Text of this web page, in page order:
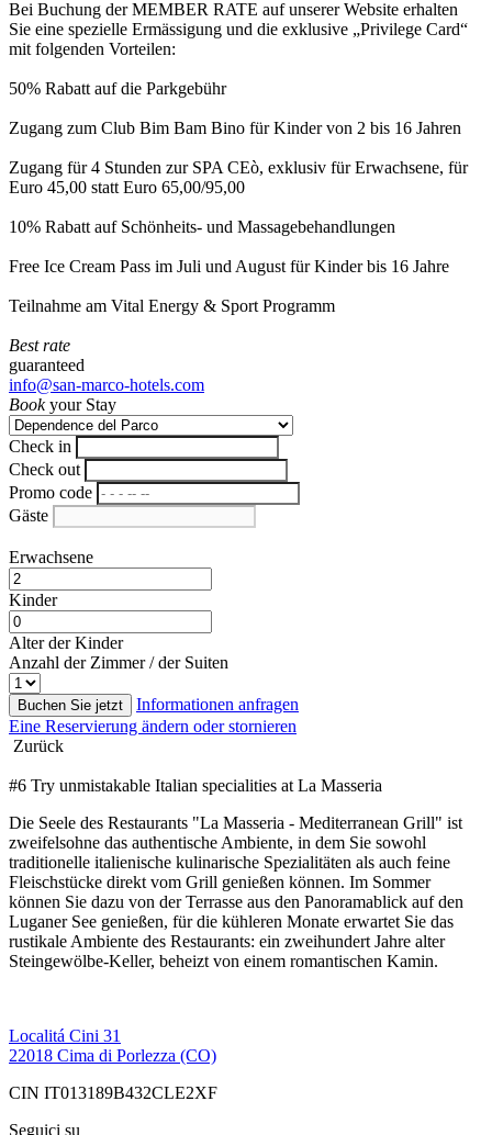
Bei Buchung der MEMBER RATE auf unserer Website erhalten
Sie eine spezielle Ermässigung und die exklusive „Privilege Card“
mit folgenden Vorteilen:
50% Rabatt auf die Parkgebühr
Zugang zum Club Bim Bam Bino für Kinder von 2 bis 16 Jahren
Zugang für 4 Stunden zur SPA CEò, exklusiv für Erwachsene, für
Euro 45,00 statt Euro 65,00/95,00
10% Rabatt auf Schönheits- und Massagebehandlungen
Free Ice Cream Pass im Juli und August für Kinder bis 16 Jahre
Teilnahme am Vital Energy & Sport Programm
Best rate
guaranteed
info@san-marco-hotels.com
Bookyour Stay
Check in
Check out
Promo code
Gäste
Erwachsene
Kinder
Alter der Kinder
Anzahl der Zimmer / der Suiten
Buchen Sie jetzt
Informationen anfragen
Eine Reservierung ändern oder stornieren
Zurück
#6 Try unmistakable Italian specialities at La Masseria
Die Seele des Restaurants "La Masseria - Mediterranean Grill" ist
zweifelsohne das authentische Ambiente, in dem Sie sowohl
traditionelle italienische kulinarische Spezialitäten als auch feine
Fleischstücke direkt vom Grill genießen können. Im Sommer
können Sie dazu von der Terrasse aus den Panoramablick auf den
Luganer See genießen, für die kühleren Monate erwartet Sie das
rustikale Ambiente des Restaurants: ein zweihundert Jahre alter
Steingewölbe-Keller, beheizt von einem romantischen Kamin.
Localitá Cini 31
22018 Cima di Porlezza (CO)
CIN IT013189B432CLE2XF
Seguici su